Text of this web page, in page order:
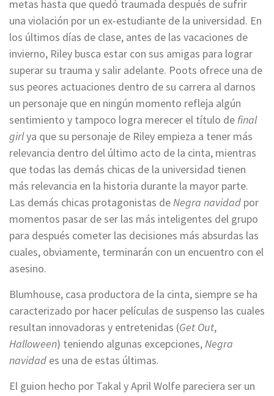
metas hasta que quedó traumada después de sufrir
una violación por un ex-estudiante de la universidad. En
los últimos días de clase, antes de las vacaciones de
invierno, Riley busca estar con sus amigas para lograr
superar su trauma y salir adelante. Poots ofrece una de
sus peores actuaciones dentro de su carrera al darnos
un personaje que en ningún momento refleja algún
sentimiento y tampoco logra merecer el título de final
girlya que su personaje de Riley empieza a tener más
relevancia dentro del último acto de la cinta, mientras
que todas las demás chicas de la universidad tienen
más relevancia en la historia durante la mayor parte.
Las demás chicas protagonistas deNegra navidad por
momentos pasar de ser las más inteligentes del grupo
para después cometer las decisiones más absurdas las
cuales, obviamente, terminarán con un encuentro con el
asesino.
Blumhouse, casa productora de la cinta, siempre se ha
caracterizado por hacer películas de suspenso las cuales
resultan innovadoras y entretenidas (Get Out,
Halloween) teniendo algunas excepciones,Negra
navidad es una de estas últimas.
El guion hecho por Takal y April Wolfe pareciera ser un